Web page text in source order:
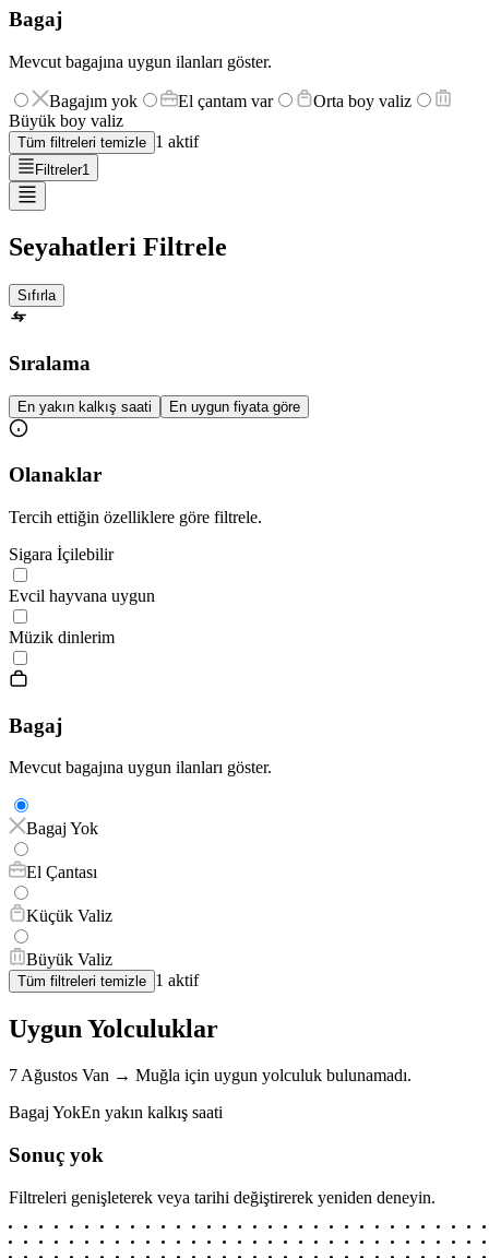
Bagaj
Mevcut bagajına uygun ilanları göster.
Bagajım yok El çantam var
Orta boy valiz
Büyük boy valiz
Tüm filtreleri temizle 1 aktif
Filtreler1
Seyahatleri Filtrele
Sıfırla
Sıralama
En yakın kalkış saati En uygun fiyata göre
Olanaklar
Tercih ettiğin özelliklere göre filtrele.
Sigara İçilebilir
Evcil hayvana uygun
Müzik dinlerim
Bagaj
Mevcut bagajına uygun ilanları göster.
Bagaj Yok
El Çantası
Küçük Valiz
Büyük Valiz
Tüm filtreleri temizle 1 aktif
Uygun Yolculuklar
7 Ağustos Van → Muğla için uygun yolculuk bulunamadı.
Bagaj YokEn yakın kalkış saati
Sonuç yok
Filtreleri genişleterek veya tarihi değiştirerek yeniden deneyin.